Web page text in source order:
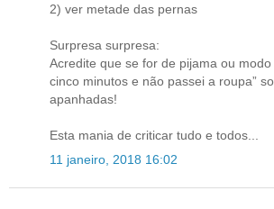
2) ver metade das pernas
Surpresa surpresa:
Acredite que se for de pijama ou modo
cinco minutos e não passei a roupa”
apanhadas!
Esta mania de criticar tudo e todos...
11 janeiro, 2018 16:02